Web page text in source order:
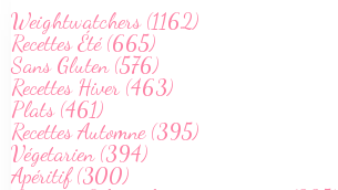
Weightwatchers (1162)
Recettes Été (665)
Sans Gluten (576)
Recettes Hiver (463)
Plats (461)
Recettes Automne (395)
Végetarien (394)
Apéritif (300)